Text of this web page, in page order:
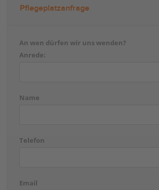
Pflegeplatzanfrage
An wen dürfen wir uns wenden?
Anrede:
Name
Telefon
Email